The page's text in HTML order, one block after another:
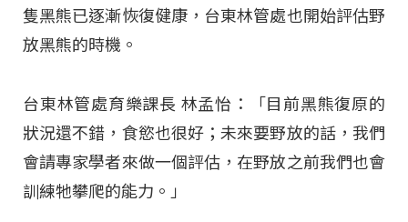
隻黑熊已逐漸恢復健康，台東林管處也開始評估野
放黑熊的時機。
台東林管處育樂課長 林孟怡：「目前黑熊復原的
狀況還不錯，食慾也很好；未來要野放的話，我們
會請專家學者來做一個評估，在野放之前我們也會
訓練牠攀爬的能力。」